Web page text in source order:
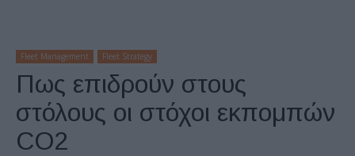
Fleet Management Fleet Strategy
Πως επιδρούν στους
στόλους οι στόχοι εκπομπών
CO2